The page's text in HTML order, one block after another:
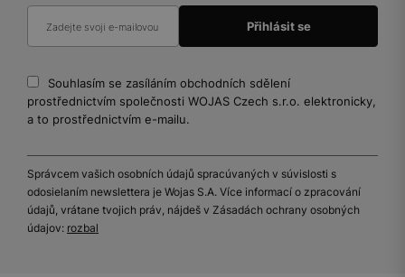
Souhlasím se zasíláním obchodních sdělení
prostřednictvím společnosti WOJAS Czech s.r.o. elektronicky,
a to prostřednictvím e-mailu.
Správcem vašich osobních údajů spracúvaných v súvislosti s
odosielaním newslettera je Wojas S.A. Více informací o zpracování
údajů, vrátane tvojich práv, nájdeš v Zásadách ochrany osobných
údajov: rozbal